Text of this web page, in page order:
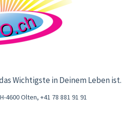
Wichtigste in Deinem Leben ist.
4600 Olten, +41 78 881 91 91